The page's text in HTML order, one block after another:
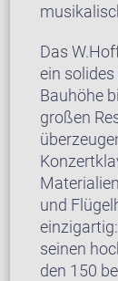
Das
ein
Bauhöhe
großen
und
seinen
den 150